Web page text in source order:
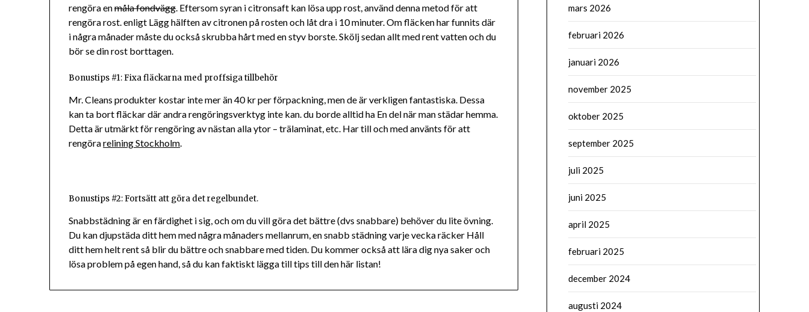
rengöra enmåla fondvägg. Eftersom syran i citronsaft kan lösa upp rost, använd denna metod för att
rengöra rost. enligt Lägg hälften av citronen på rosten och låt dra i 10 minuter. Om fläcken har funnits där
i några månader måste du också skrubba hårt med en styv borste. Skölj sedan allt med rent vatten och du
bör se din rost borttagen.
Bonustips #1: Fixa fläckarna med proffsiga tillbehör
Mr. Cleans produkter kostar inte mer än 40 kr per förpackning, men de är verkligen fantastiska. Dessa
kan ta bort fläckar där andra rengöringsverktyg inte kan. du borde alltid ha En del när man städar hemma.
Detta är utmärkt för rengöring av nästan alla ytor – trälaminat, etc. Har till och med använts för att
rengörarelining Stockholm.
Bonustips #2: Fortsätt att göra det regelbundet.
Snabbstädning är en färdighet i sig, och om du vill göra det bättre (dvs snabbare) behöver du lite övning.
Du kan djupstäda ditt hem med några månaders mellanrum, en snabb städning varje vecka räcker Håll
ditt hem helt rent så blir du bättre och snabbare med tiden. Du kommer också att lära dig nya saker och
lösa problem på egen hand, så du kan faktiskt lägga till tips till den här listan!
mars 2026
februari 2026
januari 2026
november 2025
oktober 2025
september 2025
juli 2025
juni 2025
april 2025
februari 2025
december 2024
augusti 2024